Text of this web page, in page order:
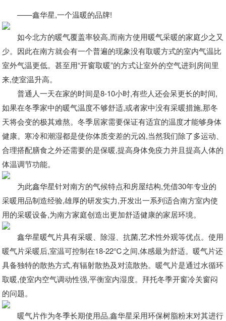
——鑫华星,一个温暖的品牌!
如今北方的暖气覆盖率较高,而南方使用暖气采暖的家庭少之又
少。因此在南方就会有一个普遍的现象没有取暖方式的室内气温比
室外气温更低。甚至用“开窗取暖”的方式让室外的空气进到房间里
来,使室温升高。
普通人一天在家的时间是8-10小时,有些人还会呆更长的时间,
如果在冬季家中的暖气温度不够舒适,或者家中没有采暖措施,那冬
天将会变的极其难熬。冬季居家需要保证有适宜的温度才能够身体
健康。寒冷和潮湿都是使你体质变差的元凶,当然我们除了多运动、
合理搭配膳食之外还需要的是保暖,提高身体免疫力并且提高人体的
体温调节功能。
为此鑫华星针对南方的气候特点和房屋结构,凭借30年专业的
采暖用品制造经验,雄厚的研发实力,开发出一系列适合南方室内使
用的采暖设备,为南方家庭创造出更加舒适健康的家居环境。
鑫华星暖气片具有采暖、除湿、抗菌,艺术性外观等优点。使用
暖气片采暖后,室温可控制在18-22℃之间,体感最为舒适。暖气片还
具备独特的散热方式,有辐射散热及对流散热。暖气片是通过水循环
取暖,使室内空气调动性强,平衡室内湿度。拜托冬季开窗冷关窗闷
的问题。
暖气片作为冬季长期使用品,鑫华星采用环保树脂粉末对其进行